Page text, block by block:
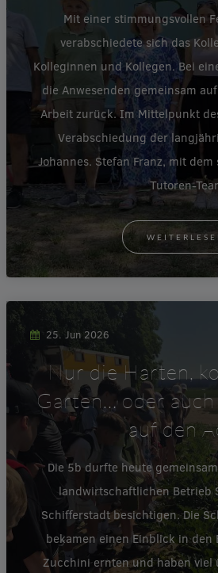
Mit einer stimmungsvollen
verabschiedete sich das
Kolleginnen und Kollegen. Bei
die Anwesenden gemeinsam
Arbeit zurück. Im Mittelpunkt
Verabschiedung der
Johannes. Stefan Franz, mit
Tutoren-
25. Jun 2026
Nur die Harten,
Garten… oder
auf den
Die 5b durfte heute
landwirtschaftlichen Betrieb
Schifferstadt besichtigen. Die
bekamen einen Einblick in
Zucchini ernten und haben viel